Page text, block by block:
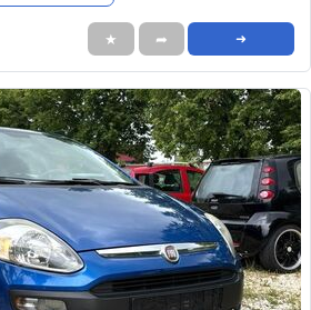
★ ➦ ➜